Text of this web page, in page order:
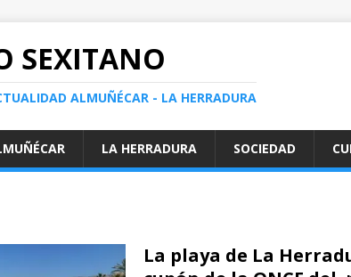
SEXITANO
ALMUÑÉCAR - LA HERRADURA
LA HERRADURA SOCIEDAD
La playa de La